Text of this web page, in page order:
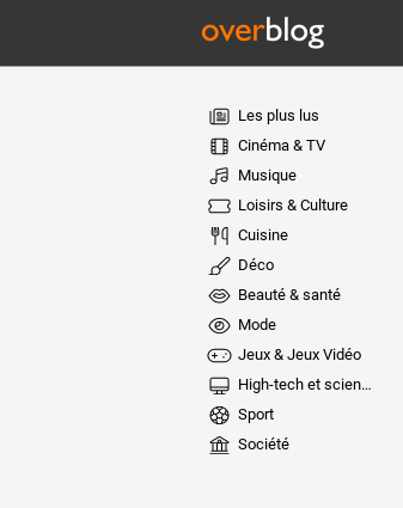
Les plus lus
Cinéma & TV
Musique
Loisirs & Culture
Cuisine
Déco
Beauté & santé
Mode
Jeux & Jeux Vidéo
High-tech et sciences
Sport
Société